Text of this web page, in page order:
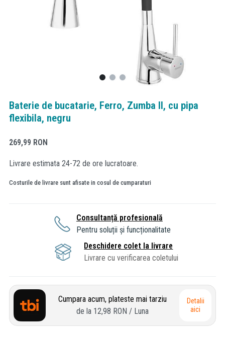
Baterie de bucatarie, Ferro, Zumba II, cu pipa
flexibila, negru
269,99 RON
Livrare estimata 24-72 de ore lucratoare.
Costurile de livrare sunt afisate in cosul de cumparaturi
Consultanță profesională
Pentru soluții și funcționalitate
Deschidere colet la livrare
Livrare cu verificarea coletului
Cumpara acum, plateste mai tarziu
de la 12,98 RON / Luna
Detalii
aici